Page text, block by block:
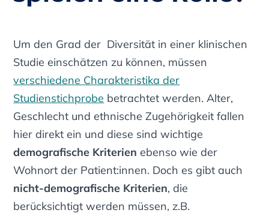
Um den Grad der Diversität in einer klinischen
Studie einschätzen zu können, müssen
verschiedene Charakteristika der
Studienstichprobe betrachtet werden. Alter,
Geschlecht und ethnische Zugehörigkeit fallen
hier direkt ein und diese sind wichtige
demografische Kriterienebenso wie der
Wohnort der Patient:innen. Doch es gibt auch
nicht-demografische Kriterien, die
berücksichtigt werden müssen, z.B.